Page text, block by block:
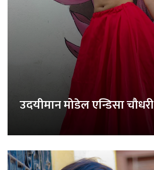
उदयीमान मोडेल एन्डिसा चौधरी